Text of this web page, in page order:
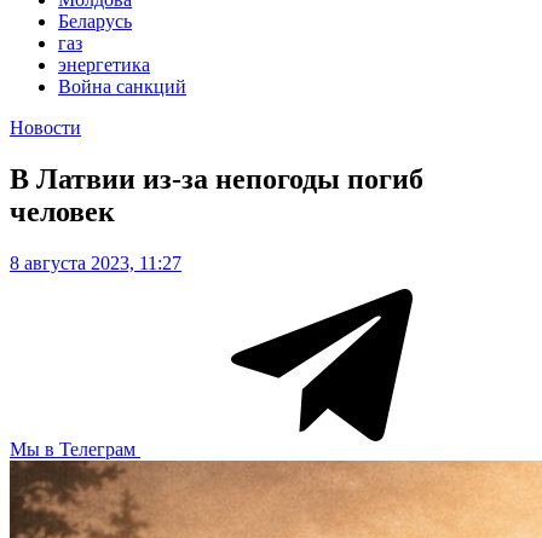
Беларусь
газ
энергетика
Война санкций
Новости
В Латвии из-за непогоды погиб
человек
8 августа 2023, 11:27
Мы в Телеграм